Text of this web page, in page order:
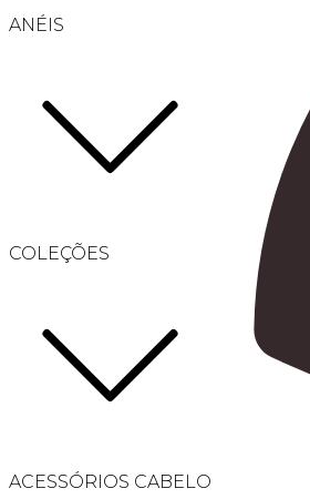
ANÉIS
COLEÇÕES
ACESSÓRIOS CABELO